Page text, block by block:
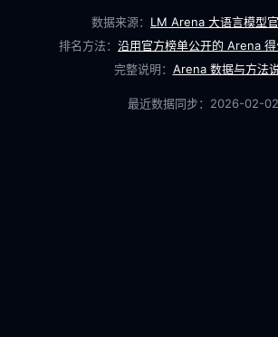
数据来源： LM Arena 大语言模型
排名方法： 沿用官方榜单公开的 Arena
完整说明： Arena 数据与方法
最近数据同步： 2026-02-02